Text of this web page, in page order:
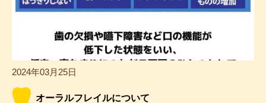
2024年03月25日
オーラルフレイルについて